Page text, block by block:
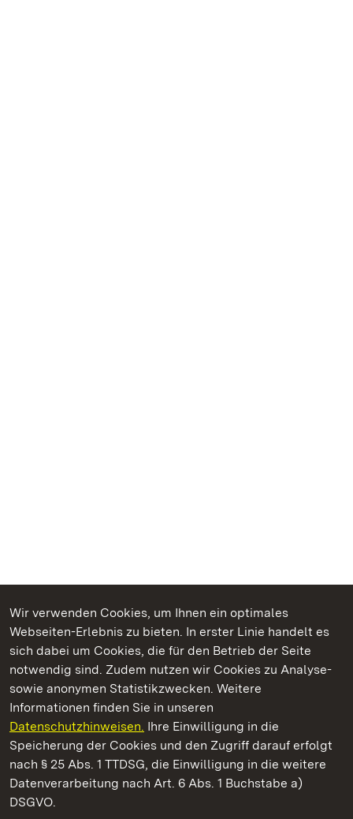
Wir verwenden Cookies, um Ihnen ein optimales
Webseiten-Erlebnis zu bieten. In erster Linie handelt es
sich dabei um Cookies, die für den Betrieb der Seite
notwendig sind. Zudem nutzen wir Cookies zu Analyse-
sowie anonymen Statistikzwecken. Weitere
Informationen finden Sie in unseren
Datenschutzhinweisen. Ihre Einwilligung in die
Speicherung der Cookies und den Zugriff darauf erfolgt
nach § 25 Abs. 1 TTDSG, die Einwilligung in die weitere
Datenverarbeitung nach Art. 6 Abs. 1 Buchstabe a)
DSGVO.
Kommen. Staunen. Genießen.
Staatliche Schlösser und Gärten Baden‑Württemberg
Staatliche Schlösser und Gärten Baden-Württemberg
Kontakt